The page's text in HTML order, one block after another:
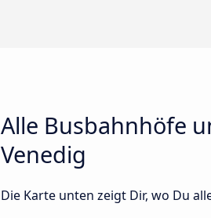
Alle Busbahnhöfe
Venedig
Die Karte unten zeigt Dir, wo Du